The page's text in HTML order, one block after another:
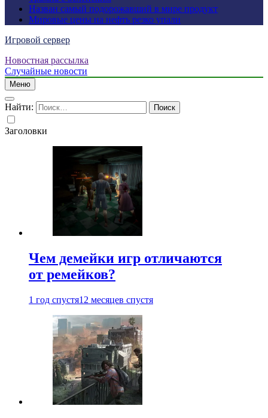
Назван самый подорожавший в мире продукт
Мировые цены на нефть резко упали
Игровой сервер
Новостная рассылка
Случайные новости
Меню
Найти:
Заголовки
Чем демейки игр отличаются
от ремейков?
1 год спустя12 месяцев спустя